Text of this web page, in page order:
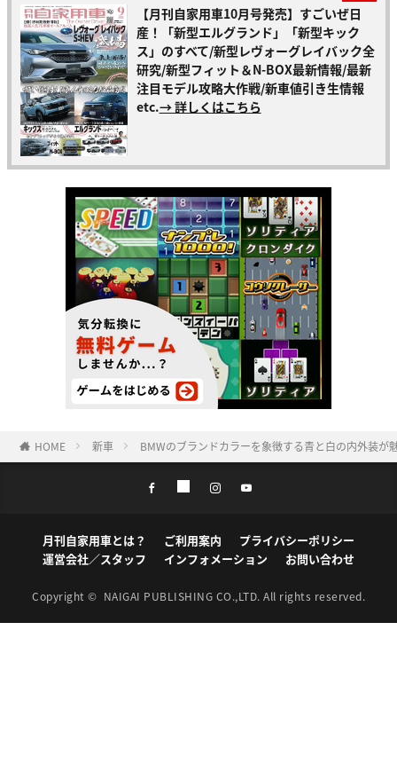
【月刊自家用車10月号発売】すごいぜ日
産！「新型エルグランド」「新型キック
ス」のすべて/新型レヴォーグレイバック全
研究/新型フィット＆N-BOX最新情報/最新
注目モデル攻略大作戦/新車値引き生情報
etc.→ 詳しくはこちら
HOME 新車 BMWのブランドカラーを象徴する青と白の内外装
月刊自家用車とは？ ご利用案内
プライバシーポリシー
運営会社／スタッフ
インフォメーション お問い合わせ
Copyright © NAIGAI PUBLISHING CO.,LTD. All rights reserved.